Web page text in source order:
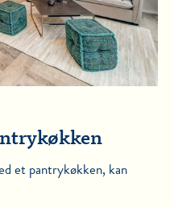
et pantrykøkken, kan